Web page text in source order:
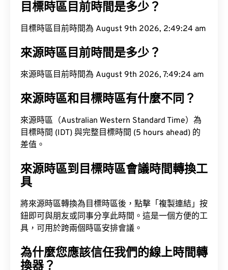
目標時區目前時間是多少？
目標時區目前時間為 August 9th 2026, 2:49:25 am
來源時區目前時間是多少？
來源時區目前時間為 August 9th 2026, 7:49:25 am
來源時區和目標時區有什麼不同？
來源時區（Australian Western Standard Time）為
目標時間 (IDT) 與完整目標時間 (5 hours ahead) 的
差值。
來源時區到目標時區會議時間轉換工
具
將來源時區轉換為目標時區後，點擊「複製連結」按
鈕即可與朋友或同事分享此時間。這是一個方便的工
具，可用於跨兩個時區安排會議。
為什麼您應該信任我們的線上時間轉
換器？